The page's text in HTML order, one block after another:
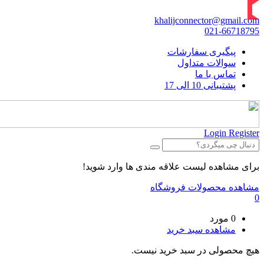
khalijconnector@gmail.com
021-66718795
پیگیری سفارشات
سوالات متداول
تماس با ما
پشتیبانی 10 الی 17
Login Register
برای مشاهده لیست علاقه مندی ها وارد شوید!
مشاهده محصولات فروشگاه
0
0 مورد
مشاهده سبد خرید
هیچ محصولی در سبد خرید نیست.